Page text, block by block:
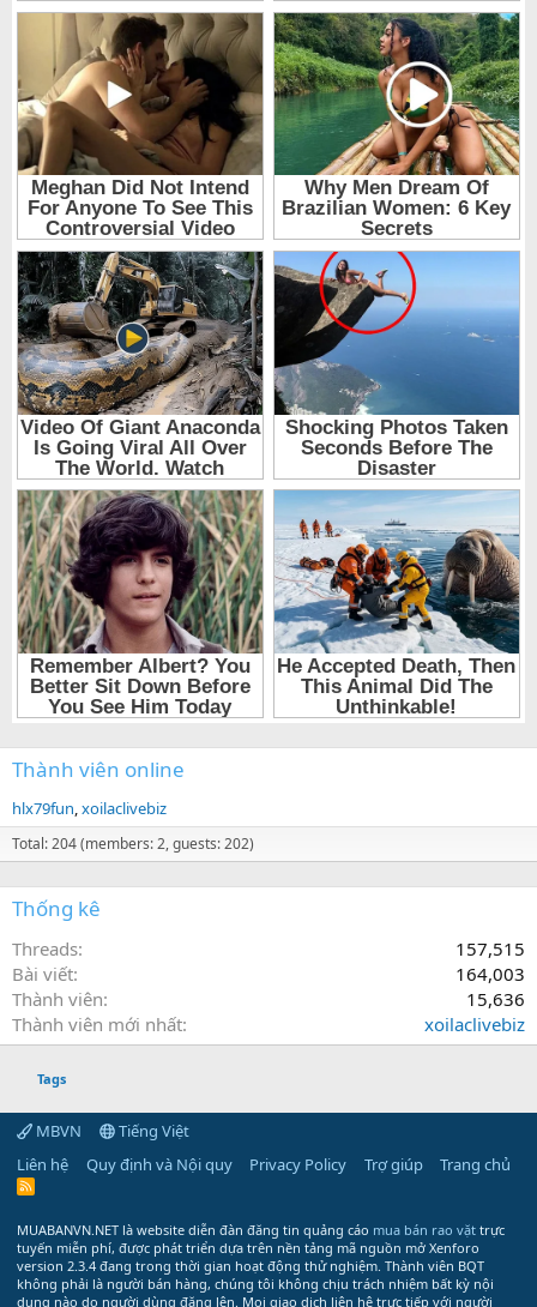
Thành viên online
hlx79fun xoilaclivebiz
Total: 204 (members: 2, guests: 202)
Thống kê
Threads
157,515
Bài viết
164,003
Thành viên
15,636
Thành viên mới nhất
xoilaclivebiz
Tags
MBVN
Tiếng Việt
Liên hệ
Quy định và Nội quy Privacy Policy Trợ giúp Trang chủ
R
MUABANVN.NET là website diễn đàn đăng tin quảng cáo mua bán rao vặt trực
tuyến miễn phí, được phát triển dựa trên nền tảng mã nguồn mở Xenforo
version 2.3.4 đang trong thời gian hoạt động thử nghiệm. Thành viên BQT
không phải là người bán hàng, chúng tôi không chịu trách nhiệm bất kỳ nội
dung nào do người dùng đăng lên. Mọi giao dịch liên hệ trực tiếp với người